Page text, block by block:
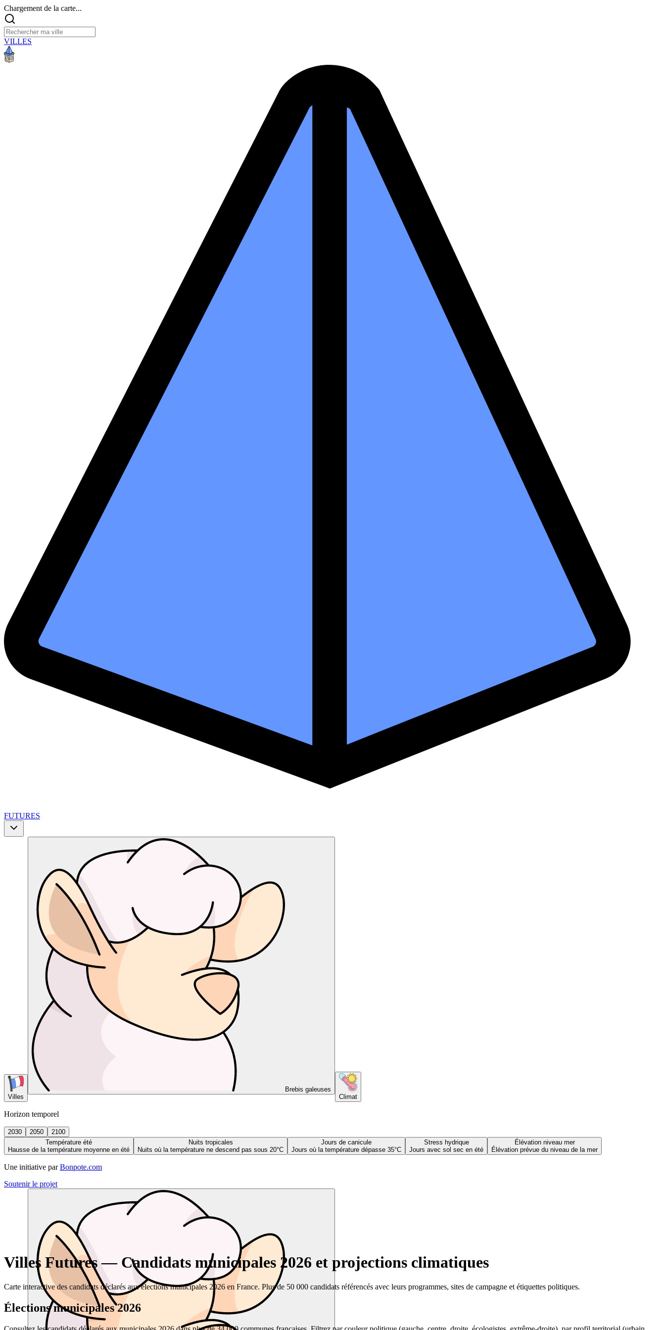
Chargement de la carte...
VILLES
FUTURES
Villes
Brebis galeuses
Climat
Horizon temporel
2030 2050
2100
Température été
Hausse de la température moyenne en été
Nuits tropicales
Nuits où la température ne descend pas sous 20°C
Jours de canicule
Jours où la température dépasse 35°C
Stress hydrique
Jours avec sol sec en été
Élévation niveau mer
Élévation prévue du niveau de la mer
Une initiative par Bonpote.com
Soutenir le projet
Villes Futures — Candidats municipales 2026 et projections climatiques
Carte interactive des candidats déclarés aux élections municipales 2026 en France. Plus de 50 000 candidats référencés avec leurs programmes, sites de campagne et étiquettes politiques.
Élections municipales 2026